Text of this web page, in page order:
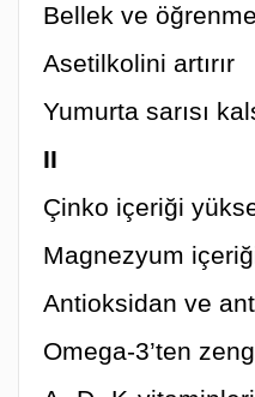
Bellek ve
Asetilkolini artırır
Yumurta sarısı
II
Çinko içeriği
Magnezyum
Antioksidan ve
Omega-3’ten